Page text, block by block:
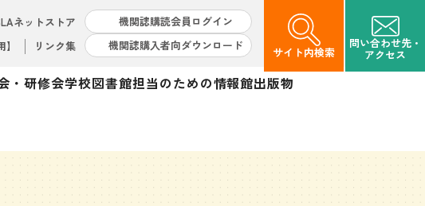
ネットストア
機関誌購読会員ログイン
リンク集 機関誌購入者向ダウンロード サイト内検索
問い合わせ先・
アクセス
・研修会学校図書館担当のための情報館出版物